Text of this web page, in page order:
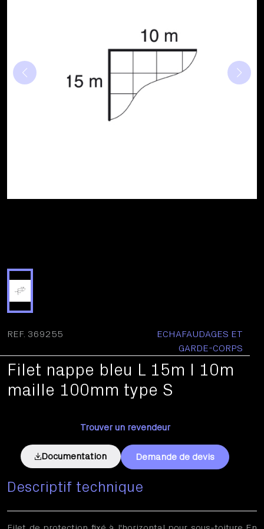
REF. 369255
ECHAFAUDAGES ET
GARDE-CORPS
Filet nappe bleu L 15m l 10m
maille 100mm type S
Trouver un revendeur
Documentation Demande de devis
Descriptif technique